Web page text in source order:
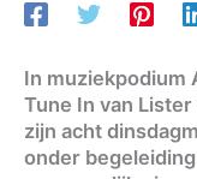
In muziekpodium
Tune In van
zijn acht
onder